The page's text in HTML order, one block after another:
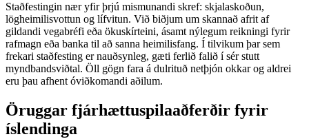
Staðfestingin nær yfir þrjú mismunandi skref: skjalaskoðun,
lögheimilisvottun og lífvitun. Við biðjum um skannað afrit af
gildandi vegabréfi eða ökuskírteini, ásamt nýlegum reikningi fyrir
rafmagn eða banka til að sanna heimilisfang. Í tilvikum þar sem
frekari staðfesting er nauðsynleg, gæti ferlið falið í sér stutt
myndbandsviðtal. Öll gögn fara á dulrituð netþjón okkar og aldrei
eru þau afhent óviðkomandi aðilum.
Öruggar fjárhættuspilaaðferðir fyrir
íslendinga